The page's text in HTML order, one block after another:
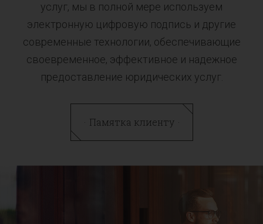
услуг, мы в полной мере используем
электронную цифровую подпись и другие
современные технологии, обеспечивающие
своевременное, эффективное и надежное
предоставление юридических услуг.
Памятка клиенту